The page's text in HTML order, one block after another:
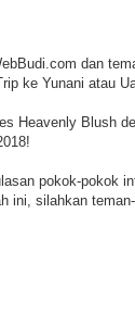
dan
ke Yunani atau
Heavenly Blush
pokok-pokok
ini, silahkan